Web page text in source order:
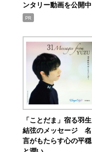
ンタリー動画を公開中
PR
「ことだま」宿る羽生
結弦のメッセージ 名
言がもたらす心の平穏